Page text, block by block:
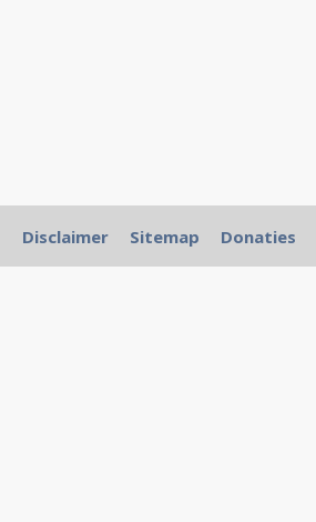
Disclaimer Sitemap Donaties